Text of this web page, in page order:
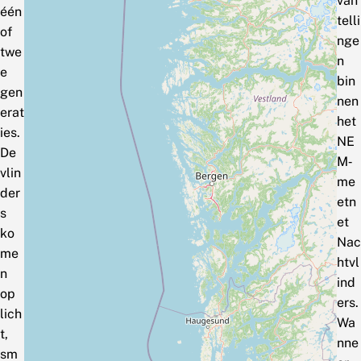
één
of
twe
e
gen
erat
ies.
De
vlin
der
s
ko
me
n
op
lich
t,
sm
telli
nge
n
bin
nen
het
NE
M‑
me
etn
et
Nac
htvl
ind
ers.
Wa
nne